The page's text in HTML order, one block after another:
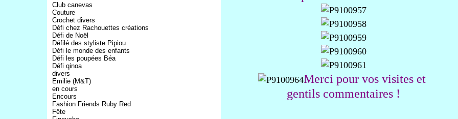
Club canevas
Couture
Crochet divers
Défi chez Rachouettes créations
Défi de Noël
Défilé des styliste Pipiou
Défi le monde des enfants
Défi les poupées Béa
Défi qinoa
divers
Emilie (M&T)
en cours
Encours
Fashion Friends Ruby Red
Fête
Merci pour vos visites et
gentils commentaires !